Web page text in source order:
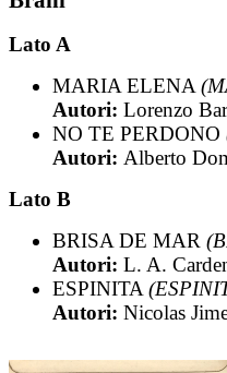
Lato A
MARIA ELENA
Autori: Lorenzo
NO TE PERDONO
Autori: Alberto
Lato B
BRISA DE MAR
Autori: L. A.
ESPINITA
Autori: Nicolas